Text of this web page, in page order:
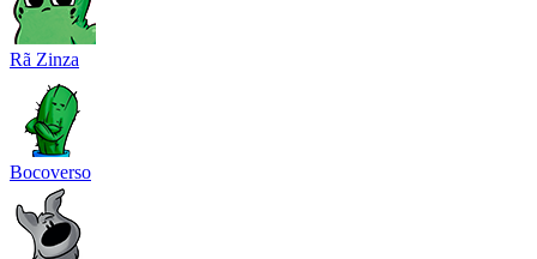
Rã Zinza
Bocoverso